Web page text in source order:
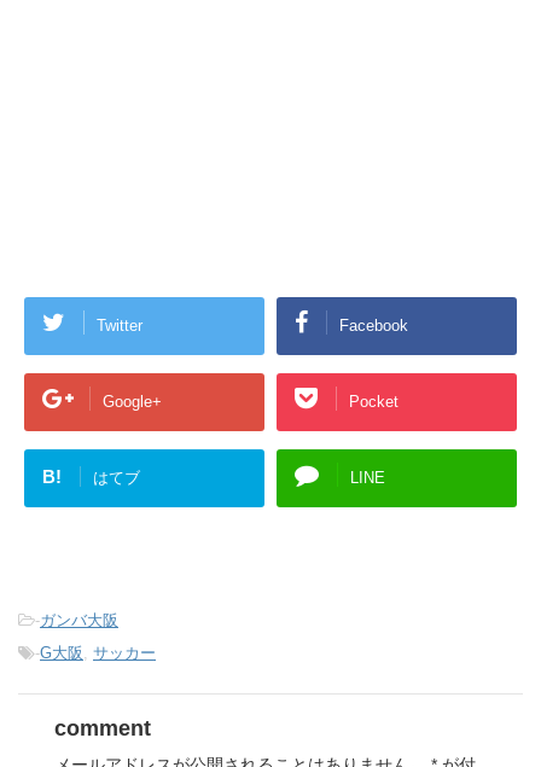
Twitter Facebook
Google+ Pocket
B! はてブ LINE
-ガンバ大阪
-G大阪 サッカー
comment